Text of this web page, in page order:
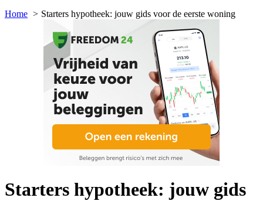
Home
Starters hypotheek: jouw gids voor de eerste woning
Starters hypotheek: jouw gids